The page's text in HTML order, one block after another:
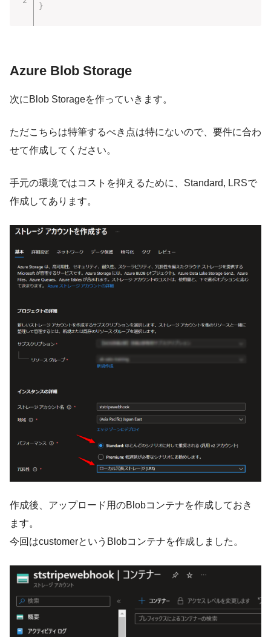
}
Azure Blob Storage
次にBlob Storageを作っていきます。
ただこちらは特筆するべき点は特にないので、要件に合わ
せて作成してください。
手元の環境ではコストを抑えるために、Standard, LRSで
作成してあります。
作成後、アップロード用のBlobコンテナを作成しておき
ます。
今回はcustomerというBlobコンテナを作成しました。